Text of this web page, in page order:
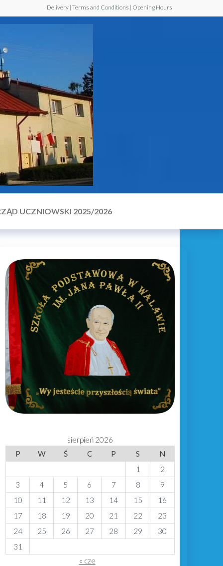
Delivery | Terms and Conditions | Opening Hours
UCZNIOWSKI 2025/2026
sierpień 2026
P
W Ś C P S
N
1
2
3
4 5 6 7 8
9
10
11 12 13 14 15
16
17
18 19 20 21 22
23
24
25 26 27 28 29
30
31
« cze